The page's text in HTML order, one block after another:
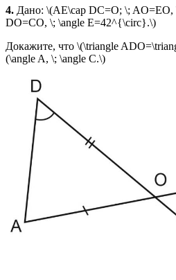
4. Дано: \(AE\cap DC=O; \;
DO=CO, \; \angle E=42^{\circ}.\)
Докажите, что \(\triangle
(\angle A, \; \angle C.\)